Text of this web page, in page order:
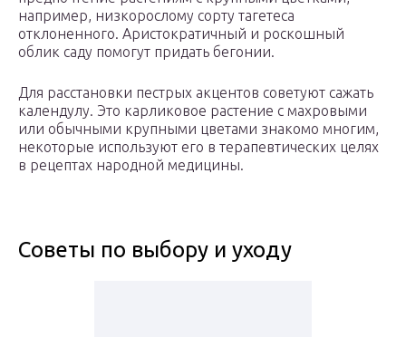
например, низкорослому сорту тагетеса
отклоненного. Аристократичный и роскошный
облик саду помогут придать бегонии.
Для расстановки пестрых акцентов советуют сажать
календулу. Это карликовое растение с махровыми
или обычными крупными цветами знакомо многим,
некоторые используют его в терапевтических целях
в рецептах народной медицины.
Советы по выбору и уходу